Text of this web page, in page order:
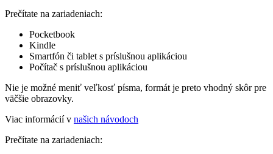
Prečítate na zariadeniach:
Pocketbook
Kindle
Smartfón či tablet s príslušnou aplikáciou
Počítač s príslušnou aplikáciou
Nie je možné meniť veľkosť písma, formát je preto vhodný skôr pre
väčšie obrazovky.
Viac informácií v našich návodoch
Prečítate na zariadeniach: